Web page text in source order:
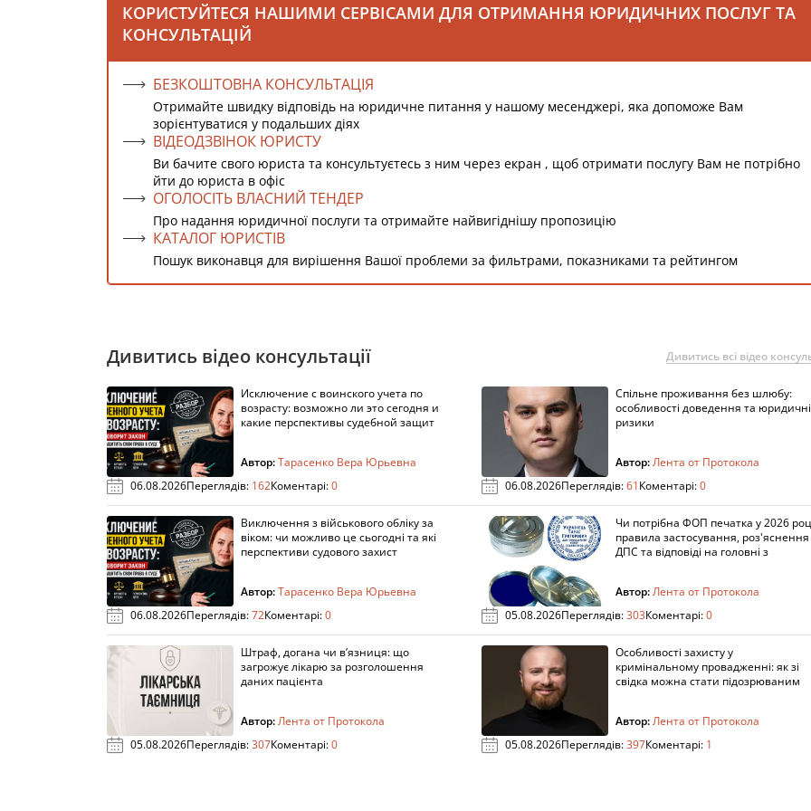
КОРИСТУЙТЕСЯ НАШИМИ СЕРВІСАМИ ДЛЯ ОТРИМАННЯ ЮРИДИЧНИХ ПОСЛУГ ТА
КОНСУЛЬТАЦІЙ
БЕЗКОШТОВНА КОНСУЛЬТАЦІЯ
Отримайте швидку відповідь на юридичне питання у нашому месенджері, яка допоможе Вам
зорієнтуватися у подальших діях
ВІДЕОДЗВІНОК ЮРИСТУ
Ви бачите свого юриста та консультуєтесь з ним через екран , щоб отримати послугу Вам не потрібно
йти до юриста в офіс
ОГОЛОСІТЬ ВЛАСНИЙ ТЕНДЕР
Про надання юридичної послуги та отримайте найвигіднішу пропозицію
КАТАЛОГ ЮРИСТІВ
Пошук виконавця для вирішення Вашої проблеми за фильтрами, показниками та рейтингом
Дивитись відео консультації Дивитись всі відео
Исключение с воинского учета по
возрасту: возможно ли это сегодня и
какие перспективы судебной защит
Автор:Тарасенко Вера Юрьевна
06.08.2026Переглядів: 162Коментарі:0
Спільне проживання без шлюбу:
особливості доведення та юридичні
ризики
Автор:Лента от Протокола
06.08.2026Переглядів:61Коментарі:0
Виключення з військового обліку за
віком: чи можливо це сьогодні та які
перспективи судового захист
Автор:Тарасенко Вера Юрьевна
06.08.2026Переглядів:72Коментарі:0
Чи потрібна ФОП печатка у 2026
правила застосування, роз'яснення
ДПС та відповіді на головні з
Автор:Лента от Протокола
05.08.2026Переглядів:303Коментарі:0
Штраф, догана чи в’язниця: що
загрожує лікарю за розголошення
даних пацієнта
Автор:Лента от Протокола
05.08.2026Переглядів:307Коментарі:0
Особливості захисту у
кримінальному провадженні: як зі
свідка можна стати підозрюваним
Автор:Лента от Протокола
05.08.2026Переглядів:397Коментарі: 1